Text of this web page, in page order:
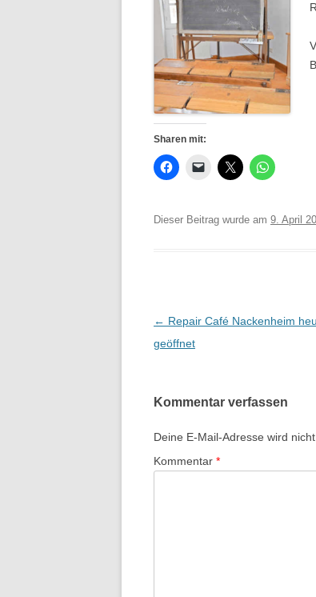
Sharen mit:
Dieser Beitrag wurde am 9. April
Beitrags-
Navigation
← Repair Café Nackenheim
geöffnet
Kommentar verfassen
Deine E-Mail-Adresse wird
Kommentar *